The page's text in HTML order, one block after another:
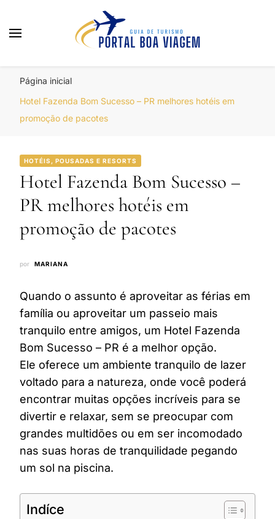
Página inicial
Hotel Fazenda Bom Sucesso – PR melhores hotéis em
promoção de pacotes
HOTÉIS, POUSADAS E RESORTS
Hotel Fazenda Bom Sucesso –
PR melhores hotéis em
promoção de pacotes
por MARIANA
Quando o assunto é aproveitar as férias em
família ou aproveitar um passeio mais
tranquilo entre amigos, um Hotel Fazenda
Bom Sucesso – PR é a melhor opção.
Ele oferece um ambiente tranquilo de lazer
voltado para a natureza, onde você poderá
encontrar muitas opções incríveis para se
divertir e relaxar, sem se preocupar com
grandes multidões ou em ser incomodado
nas suas horas de tranquilidade pegando
um sol na piscina.
Indíce